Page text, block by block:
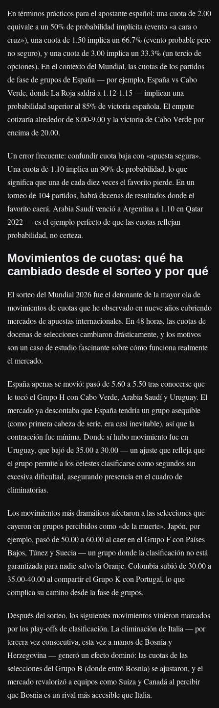
En términos prácticos para el apostante español: una cuota de 2.00
equivale a un 50% de probabilidad implícita (evento «a cara o
cruz»), una cuota de 1.50 implica un 66.7% (evento probable pero
no seguro), y una cuota de 3.00 implica un 33.3% (un tercio de
opciones). En el contexto del Mundial, las cuotas de los partidos
de fase de grupos de España — por ejemplo, España vs Cabo
Verde, donde La Roja saldrá a 1.12-1.15 — implican una
probabilidad superior al 85% de victoria española. El empate
cotizaría alrededor de 8.00-9.00 y la victoria de Cabo Verde por
encima de 20.00.
Un error frecuente: confundir cuota baja con «apuesta segura».
Una cuota de 1.10 implica un 90% de probabilidad, lo que
significa que una de cada diez veces el favorito pierde. En un
torneo de 104 partidos, habrá decenas de resultados donde el
favorito caerá. Arabia Saudí venció a Argentina a 1.10 en Qatar
2022 — es el ejemplo perfecto de que las cuotas reflejan
probabilidad, no certeza.
Movimientos de cuotas: qué ha
cambiado desde el sorteo y por qué
El sorteo del Mundial 2026 fue el detonante de la mayor ola de
movimientos de cuotas que he observado en nueve años cubriendo
mercados de apuestas internacionales. En 48 horas, las cuotas de
docenas de selecciones cambiaron drásticamente, y los motivos
son un caso de estudio fascinante sobre cómo funciona realmente
el mercado.
España apenas se movió: pasó de 5.60 a 5.50 tras conocerse que
le tocó el Grupo H con Cabo Verde, Arabia Saudí y Uruguay. El
mercado ya descontaba que España tendría un grupo asequible
(como primera cabeza de serie, era casi inevitable), así que la
contracción fue mínima. Donde sí hubo movimiento fue en
Uruguay, que bajó de 35.00 a 30.00 — un ajuste que refleja que
el grupo permite a los celestes clasificarse como segundos sin
excesiva dificultad, asegurando presencia en el cuadro de
eliminatorias.
Los movimientos más dramáticos afectaron a las selecciones que
cayeron en grupos percibidos como «de la muerte». Japón, por
ejemplo, pasó de 50.00 a 60.00 al caer en el Grupo F con Países
Bajos, Túnez y Suecia — un grupo donde la clasificación no está
garantizada para nadie salvo la Oranje. Colombia subió de 30.00 a
35.00-40.00 al compartir el Grupo K con Portugal, lo que
complica su camino desde la fase de grupos.
Después del sorteo, los siguientes movimientos vinieron marcados
por los play-offs de clasificación. La eliminación de Italia — por
tercera vez consecutiva, esta vez a manos de Bosnia y
Herzegovina — generó un efecto dominó: las cuotas de las
selecciones del Grupo B (donde entró Bosnia) se ajustaron, y el
mercado revalorizó a equipos como Suiza y Canadá al percibir
que Bosnia es un rival más accesible que Italia.